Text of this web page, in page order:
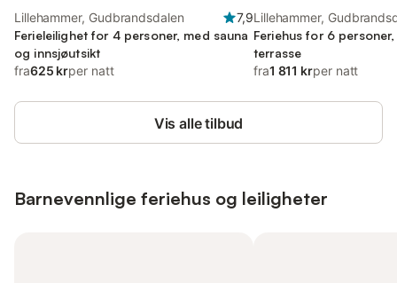
Lillehammer, Gudbrandsdalen
7,9
Ferieleilighet for 4 personer, med sauna
og innsjøutsikt
fra625 krper natt
Lillehammer,
Feriehus for 6
terrasse
fra1 811 krper natt
Vis alle tilbud
Barnevennlige feriehus og leiligheter